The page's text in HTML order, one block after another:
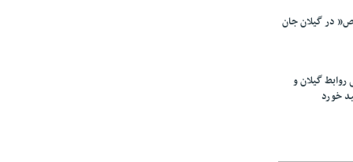
ایران و
کشاورزان
در گیلان جان
روابط گیلان و
خورد